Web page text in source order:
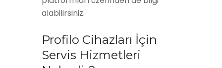
alabilirsiniz.
Profilo Cihazları İçin
Servis Hizmetleri